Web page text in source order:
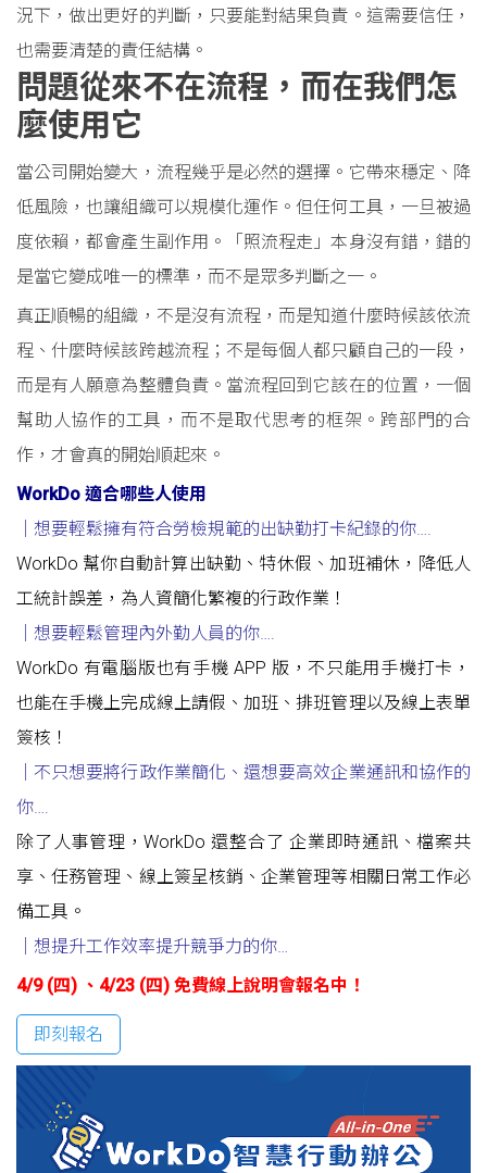
況下，做出更好的判斷，只要能對結果負責。這需要信任，
也需要清楚的責任結構。
問題從來不在流程，而在我們怎
麼使用它
當公司開始變大，流程幾乎是必然的選擇。它帶來穩定、降
低風險，也讓組織可以規模化運作。但任何工具，一旦被過
度依賴，都會產生副作用。「照流程走」本身沒有錯，錯的
是當它變成唯一的標準，而不是眾多判斷之一。
真正順暢的組織，不是沒有流程，而是知道什麼時候該依流
程、什麼時候該跨越流程；不是每個人都只顧自己的一段，
而是有人願意為整體負責。當流程回到它該在的位置，一個
幫助人協作的工具，而不是取代思考的框架。跨部門的合
作，才會真的開始順起來。
WorkDo 適合哪些人使用
｜想要輕鬆擁有符合勞檢規範的出缺勤打卡紀錄的你
WorkDo 幫你自動計算出缺勤、特休假、加班補休，降低人
工統計誤差，為人資簡化繁複的行政作業！
｜想要輕鬆管理內外勤人員的你….
WorkDo 有電腦版也有手機 APP 版，不只能用手機打卡，
也能在手機上完成線上請假、加班、排班管理以及線上表單
簽核！
｜不只想要將行政作業簡化 、還想要高效企業通訊和協作的
你
除了人事管理，WorkDo 還整合了 企業即時通訊、檔案共
享、任務管理、線上簽呈核銷、企業管理等相關日常工作必
備工具。
｜想提升工作效率提升競爭力的你
4/9 (四) 、4/23 (四) 免費線上說明會報名中！
即刻報名